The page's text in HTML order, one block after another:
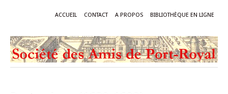
ACCUEIL CONTACT A PROPOS BIBLIOTHÈQUE EN LIGNE